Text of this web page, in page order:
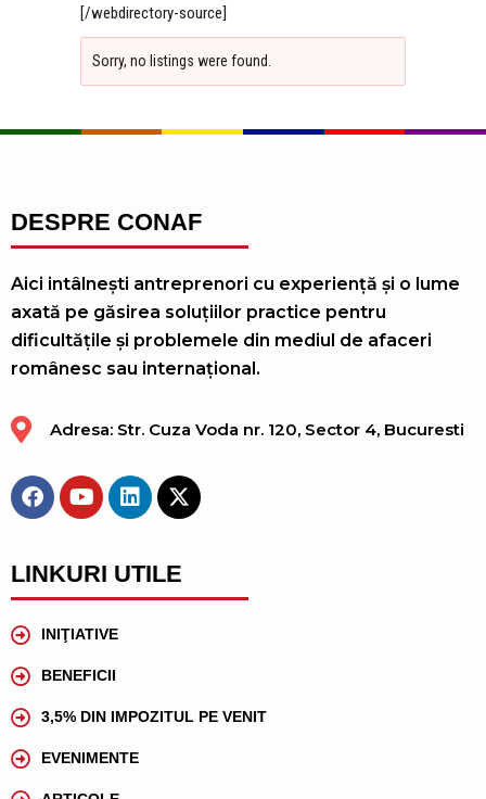
[/webdirectory-source]
Sorry, no listings were found.
DESPRE CONAF
Aici intâlnești antreprenori cu experiență și o lume
axată pe găsirea soluțiilor practice pentru
dificultățile și problemele din mediul de afaceri
românesc sau internațional.
Adresa: Str. Cuza Voda nr. 120, Sector 4, Bucuresti
LINKURI UTILE
INIŢIATIVE
BENEFICII
3,5% DIN IMPOZITUL PE VENIT
EVENIMENTE